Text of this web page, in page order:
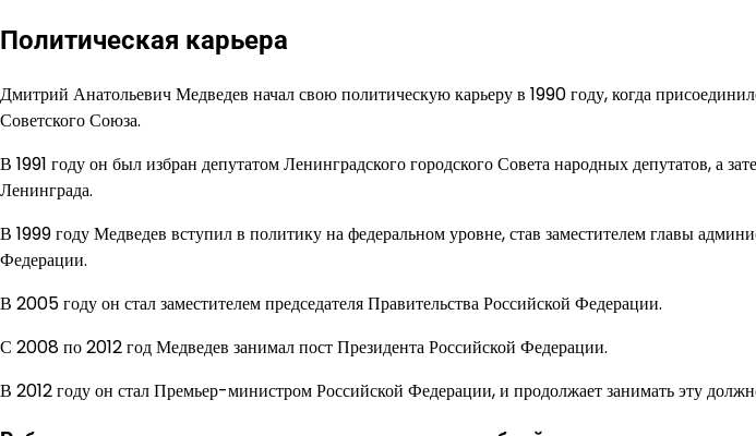
Политическая карьера
Дмитрий Анатольевич Медведев начал свою политическую карьеру в 1990 году, когда
Советского Союза.
В 1991 году он был избран депутатом Ленинградского городского Совета народных депутатов, а
Ленинграда.
В 1999 году Медведев вступил в политику на федеральном уровне, став заместителем главы
Федерации.
В 2005 году он стал заместителем председателя Правительства Российской Федерации.
С 2008 по 2012 год Медведев занимал пост Президента Российской Федерации.
В 2012 году он стал Премьер-министром Российской Федерации, и продолжает занимать эту